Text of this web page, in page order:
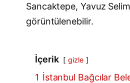
Sancaktepe, Yavuz
görüntülenebilir.
İçerik gizle
1 İstanbul Bağcılar